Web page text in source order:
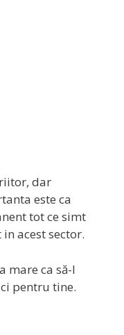
dar
este ca
tot ce simt
acest sector.
mare ca să-l
pentru tine.